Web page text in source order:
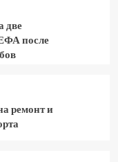
две
после
ремонт и